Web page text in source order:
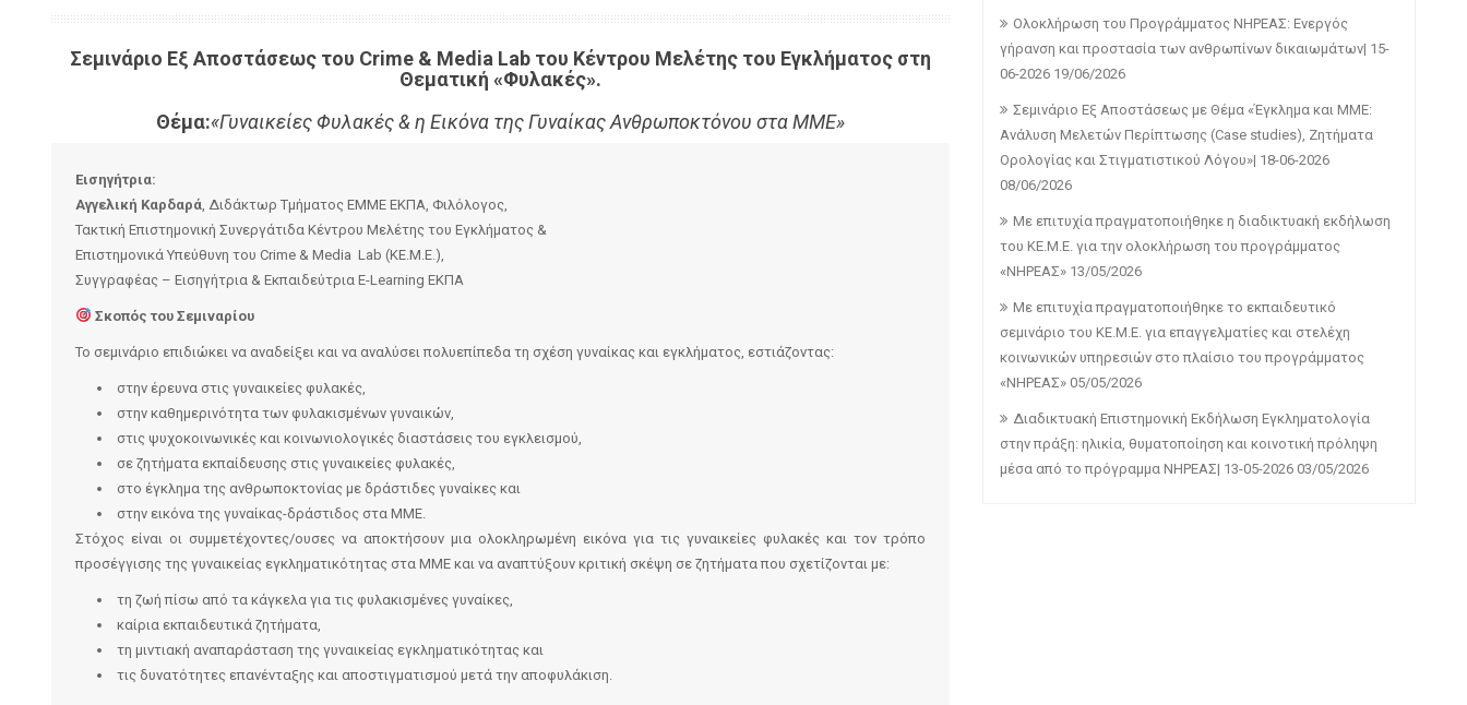
Σεμινάριο Εξ Αποστάσεως του Crime & Media Lab του Κέντρου Μελέτης του Εγκλήματος στη
Θεματική «Φυλακές».
Θέμα:«Γυναικείες Φυλακές & η Εικόνα της Γυναίκας Ανθρωποκτόνου στα ΜΜΕ»
Εισηγήτρια:
Αγγελική Καρδαρά, Διδάκτωρ Τμήματος ΕΜΜΕ ΕΚΠΑ, Φιλόλογος,
Τακτική Επιστημονική Συνεργάτιδα Κέντρου Μελέτης του Εγκλήματος &
Επιστημονικά Υπεύθυνη του Crime & Media Lab (ΚΕ.Μ.Ε.),
Συγγραφέας – Εισηγήτρια & Εκπαιδεύτρια Ε-Learning ΕΚΠΑ
Σκοπός του Σεμιναρίου
Το σεμινάριο επιδιώκει να αναδείξει και να αναλύσει πολυεπίπεδα τη σχέση γυναίκας και εγκλήματος, εστιάζοντας:
στην έρευνα στις γυναικείες φυλακές,
στην καθημερινότητα των φυλακισμένων γυναικών,
στις ψυχοκοινωνικές και κοινωνιολογικές διαστάσεις του εγκλεισμού,
σε ζητήματα εκπαίδευσης στις γυναικείες φυλακές,
στο έγκλημα της ανθρωποκτονίας με δράστιδες γυναίκες και
στην εικόνα της γυναίκας-δράστιδος στα ΜΜΕ.
Στόχος είναι οι συμμετέχοντες/ουσες να αποκτήσουν μια ολοκληρωμένη εικόνα για τις γυναικείες φυλακές και τον τρόπο
προσέγγισης της γυναικείας εγκληματικότητας στα ΜΜΕ και να αναπτύξουν κριτική σκέψη σε ζητήματα που σχετίζονται με:
τη ζωή πίσω από τα κάγκελα για τις φυλακισμένες γυναίκες,
καίρια εκπαιδευτικά ζητήματα,
τη μιντιακή αναπαράσταση της γυναικείας εγκληματικότητας και
τις δυνατότητες επανένταξης και αποστιγματισμού μετά την αποφυλάκιση.
Ολοκλήρωση του Προγράμματος ΝΗΡΕΑΣ: Ενεργός
γήρανση και προστασία των ανθρωπίνων δικαιωμάτων| 15-
06-2026 19/06/2026
Σεμινάριο Εξ Αποστάσεως με Θέμα «Έγκλημα και ΜΜΕ:
Ανάλυση Μελετών Περίπτωσης (Case studies), Ζητήματα
Ορολογίας και Στιγματιστικού Λόγου»| 18-06-2026
08/06/2026
Με επιτυχία πραγματοποιήθηκε η διαδικτυακή εκδήλωση
του ΚΕ.Μ.Ε. για την ολοκλήρωση του προγράμματος
«ΝΗΡΕΑΣ» 13/05/2026
Με επιτυχία πραγματοποιήθηκε το εκπαιδευτικό
σεμινάριο του ΚΕ.Μ.Ε. για επαγγελματίες και στελέχη
κοινωνικών υπηρεσιών στο πλαίσιο του προγράμματος
«ΝΗΡΕΑΣ» 05/05/2026
Διαδικτυακή Επιστημονική Εκδήλωση Εγκληματολογία
στην πράξη: ηλικία, θυματοποίηση και κοινοτική πρόληψη
μέσα από το πρόγραμμα ΝΗΡΕΑΣ| 13-05-2026 03/05/2026